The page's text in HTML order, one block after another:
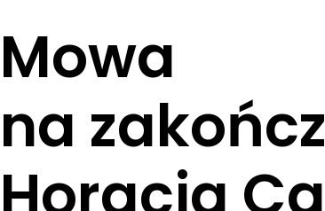
Mowa
na